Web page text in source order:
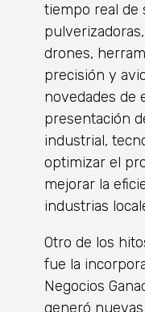
tiempo real de
drones,
precisión y
novedades de
presentación
industrial,
optimizar el
mejorar la
industrias
Otro de los
fue la
Negocios
generó